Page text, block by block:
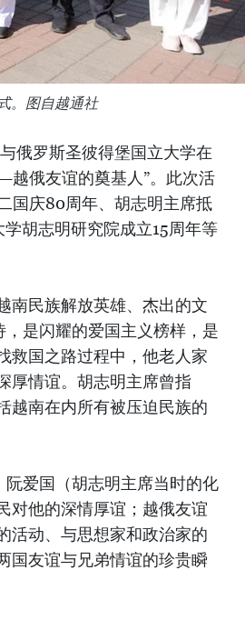
。图自越通社
俄罗斯圣彼得堡国立大学在
越俄友谊的奠基人”。此次活
国庆80周年、胡志明主席抵
胡志明研究院成立15周年等
南民族解放英雄、杰出的文
是闪耀的爱国主义榜样，是
救国之路过程中，他老人家
厚情谊。胡志明主席曾指
越南在内所有被压迫民族的
爱国（胡志明主席当时的化
对他的深情厚谊；越俄友谊
活动、与思想家和政治家的
国友谊与兄弟情谊的珍贵瞬